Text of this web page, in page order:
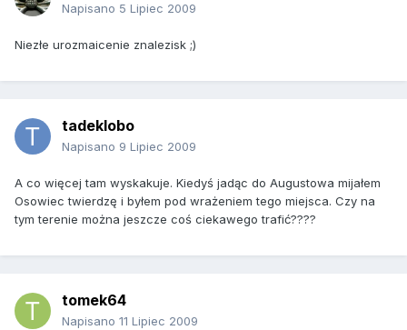
Napisano 5 Lipiec 2009
Niezłe urozmaicenie znalezisk ;)
tadeklobo
Napisano 9 Lipiec 2009
A co więcej tam wyskakuje. Kiedyś jadąc do Augustowa mijałem
Osowiec twierdzę i byłem pod wrażeniem tego miejsca. Czy na
tym terenie można jeszcze coś ciekawego trafić????
tomek64
Napisano 11 Lipiec 2009